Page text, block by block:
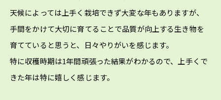
天候によっては上手く栽培できず大変な年もありますが、
手間をかけて大切に育てることで品質が向上する生き物を
育てていると思うと、日々やりがいを感じます。
特に収穫時期は1年間頑張った結果がわかるので、上手くで
きた年は特に嬉しく感じます。